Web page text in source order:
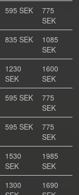
595 SEK
775
SEK
835 SEK
1085
SEK
1230
SEK
1600
SEK
595 SEK
775
SEK
595 SEK
775
SEK
1530
SEK
1985
SEK
1300
1690